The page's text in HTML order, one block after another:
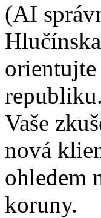
(AI
orientujte
Vaše
nová
ohledem
koruny.